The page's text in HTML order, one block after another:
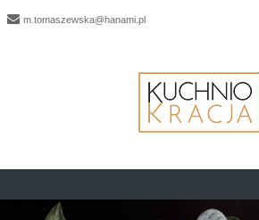
m.tomaszewska@hanami.pl
Skip to content